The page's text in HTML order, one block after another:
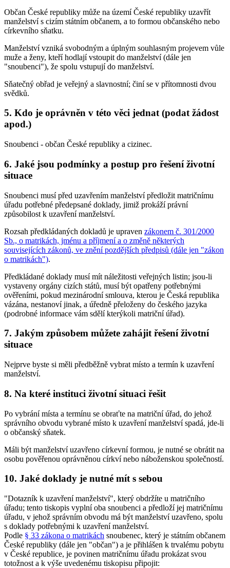
Občan České republiky může na území České republiky uzavřít
manželství s cizím státním občanem, a to formou občanského nebo
církevního sňatku.
Manželství vzniká svobodným a úplným souhlasným projevem vůle
muže a ženy, kteří hodlají vstoupit do manželství (dále jen
"snoubenci"), že spolu vstupují do manželství.
Sňatečný obřad je veřejný a slavnostní; činí se v přítomnosti dvou
svědků.
5. Kdo je oprávněn v této věci jednat (podat žádost
apod.)
Snoubenci - občan České republiky a cizinec.
6. Jaké jsou podmínky a postup pro řešení životní
situace
Snoubenci musí před uzavřením manželství předložit matričnímu
úřadu potřebné předepsané doklady, jimiž prokáží právní
způsobilost k uzavření manželství.
Rozsah předkládaných dokladů je upraven zákonem č. 301/2000
Sb., o matrikách, jménu a příjmení a o změně některých
souvisejících zákonů, ve znění pozdějších předpisů (dále jen "zákon
o matrikách").
Předkládané doklady musí mít náležitosti veřejných listin; jsou-li
vystaveny orgány cizích států, musí být opatřeny potřebnými
ověřeními, pokud mezinárodní smlouva, kterou je Česká republika
vázána, nestanoví jinak, a úředně přeloženy do českého jazyka
(podrobné informace vám sdělí kterýkoli matriční úřad).
7. Jakým způsobem můžete zahájit řešení životní
situace
Nejprve byste si měli předběžně vybrat místo a termín k uzavření
manželství.
8. Na které instituci životní situaci řešit
Po vybrání místa a termínu se obraťte na matriční úřad, do jehož
správního obvodu vybrané místo k uzavření manželství spadá, jde-li
o občanský sňatek.
Máli být manželství uzavřeno církevní formou, je nutné se obrátit na
osobu pověřenou oprávněnou církví nebo náboženskou společností.
10. Jaké doklady je nutné mít s sebou
"Dotazník k uzavření manželství", který obdržíte u matričního
úřadu; tento tiskopis vyplní oba snoubenci a předloží jej matričnímu
úřadu, v jehož správním obvodu má být manželství uzavřeno, spolu
s doklady potřebnými k uzavření manželství.
Podle § 33 zákona o matrikách snoubenec, který je státním občanem
České republiky (dále jen "občan") a je přihlášen k trvalému pobytu
v České republice, je povinen matričnímu úřadu prokázat svou
totožnost a k výše uvedenému tiskopisu připojit: